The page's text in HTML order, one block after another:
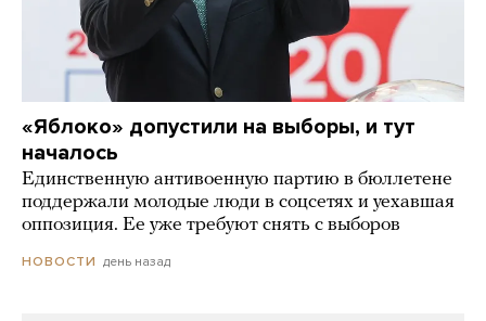
«Яблоко» допустили на выборы, и тут
началось
Единственную антивоенную партию в бюллетене
поддержали молодые люди в соцсетях и уехавшая
оппозиция. Ее уже требуют снять с выборов
НОВОСТИ день назад